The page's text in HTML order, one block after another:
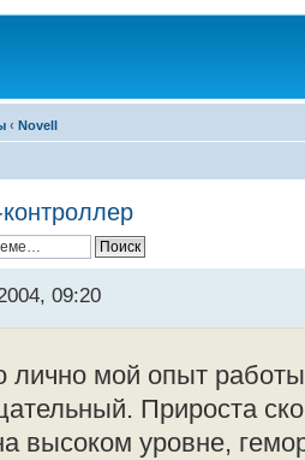
‹ Novell
09:20
лично мой опыт
Прироста
высоком уровне,